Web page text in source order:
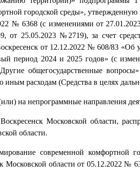
городской среды»,
№ 6368 (с изменениями от
25.05.2023 №2719), за счет
от 12.12.2022 № 608/83 «Об
период 2024 и 2025 годов» (с
общегосударственные
расходам (Средства в целях
на непрограммные направления
Московской области,
области.
современной комфортной
Московской области от 05.12.2022 №